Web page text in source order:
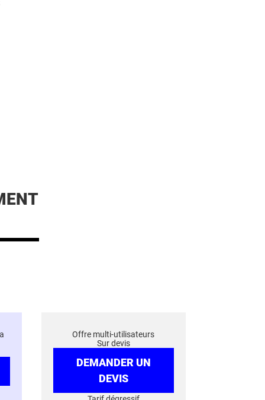
Offre multi-utilisateurs
Sur devis
DEMANDER UN
DEVIS